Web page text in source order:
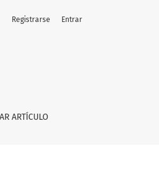
ARTÍCULO
Registrarse Entrar